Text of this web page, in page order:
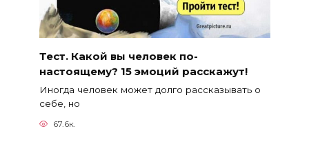
Тест. Какой вы человек по-
настоящему? 15 эмоций расскажут!
Иногда человек может долго рассказывать о
себе, но
67.6к.